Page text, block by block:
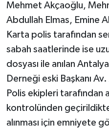
Mehmet Akçaoğlu,
Abdullah Elmas, Emine
Karta polis tarafından
sabah saatlerinde ise
dosyası ile anılan
Derneği eski Başkanı
Polis ekipleri tarafından
kontrolünden
alınması için emniyete